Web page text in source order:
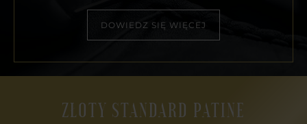
DOWIEDZ SIĘ WIĘCEJ
ZŁOTY STANDARD PATINE